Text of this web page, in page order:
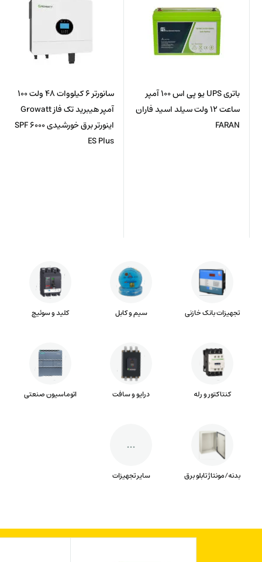
باتری UPS یو پی اس 100 آمپر
ساعت 12 ولت سیلد اسید فاران
FARAN
سانورتر 6 کیلووات 48 ولت 100
آمپر هیبرید تک فاز Growatt
اینورتر برق خورشیدی SPF 6000
ES Plus
تجهیزات بانک خازنی سیم و کابل کلید و سوئیچ
کنتاکتور و رله درایو و سافت اتوماسیون صنعتی
بدنه/مونتاژ تابلو برق سایر تجهیزات